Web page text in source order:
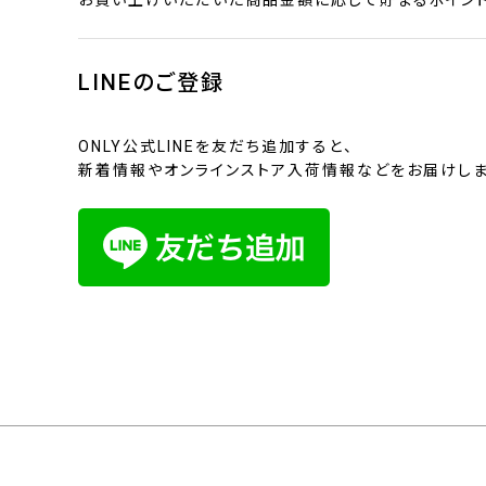
LINEのご登録
ONLY公式LINEを友だち追加すると、
新着情報やオンラインストア入荷情報などをお届けしま